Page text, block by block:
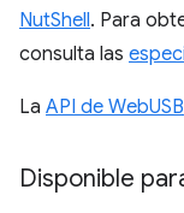
NutShell. Para
consulta las
La API de WebUSB
Disponible